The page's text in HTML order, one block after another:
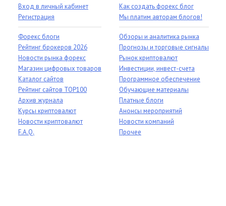
Вход в личный кабинет
Регистрация
Форекс блоги
Рейтинг брокеров 2026
Новости рынка форекс
Магазин цифровых товаров
Каталог сайтов
Рейтинг сайтов TOP100
Архив журнала
Курсы криптовалют
Новости криптовалют
F.A.Q.
Как создать форекс блог
Мы платим авторам блогов!
Обзоры и аналитика рынка
Прогнозы и торговые сигналы
Рынок криптовалют
Инвестиции, инвест-счета
Программное обеспечение
Обучающие материалы
Платные блоги
Анонсы мероприятий
Новости компаний
Прочее